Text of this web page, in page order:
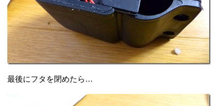
最後にフタを閉めたら…